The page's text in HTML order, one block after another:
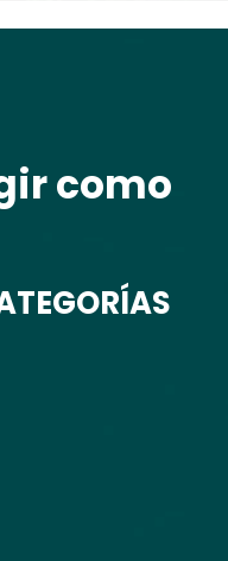
como